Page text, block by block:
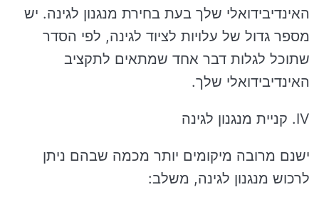
האינדיבידואלי שלך בעת בחירת מנגנון לגינה. יש
מספר גדול של עלויות לציוד לגינה, לפי הסדר
שתוכל לגלות דבר אחד שמתאים לתקציב
האינדיבידואלי שלך.
IV. קניית מנגנון לגינה
ישנם מרובה מיקומים יותר מכמה שבהם ניתן
לרכוש מנגנון לגינה, משלב: